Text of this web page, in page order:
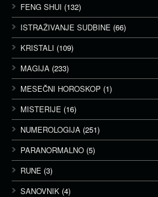
FENG SHUI (132)
ISTRAŽIVANJE SUDBINE (66)
KRISTALI (109)
MAGIJA (233)
MESEČNI HOROSKOP (1)
MISTERIJE (16)
NUMEROLOGIJA (251)
PARANORMALNO (5)
RUNE (3)
SANOVNIK (4)